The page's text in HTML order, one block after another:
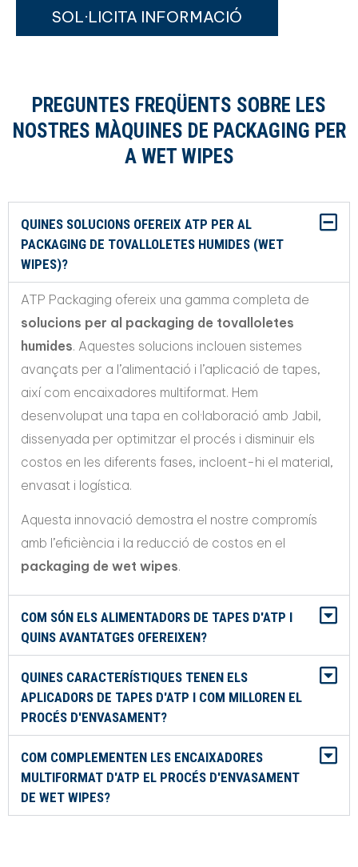
SOL·LICITA INFORMACIÓ
PREGUNTES FREQÜENTS SOBRE LES
NOSTRES MÀQUINES DE PACKAGING PER
A WET WIPES
QUINES SOLUCIONS OFEREIX ATP PER AL
PACKAGING DE TOVALLOLETES HUMIDES (WET
WIPES)?
ATP Packaging ofereix una gamma completa de
solucions per al packaging de tovalloletes
humides. Aquestes solucions inclouen sistemes
avançats per a l’alimentació i l’aplicació de tapes,
així com encaixadores multiformat. Hem
desenvolupat una tapa en col·laboració amb Jabil,
dissenyada per optimitzar el procés i disminuir els
costos en les diferents fases, incloent-hi el material,
envasat i logística.
Aquesta innovació demostra el nostre compromís
amb l’eficiència i la reducció de costos en el
packaging de wet wipes.
COM SÓN ELS ALIMENTADORS DE TAPES D'ATP I
QUINS AVANTATGES OFEREIXEN?
QUINES CARACTERÍSTIQUES TENEN ELS
APLICADORS DE TAPES D'ATP I COM MILLOREN EL
PROCÉS D'ENVASAMENT?
COM COMPLEMENTEN LES ENCAIXADORES
MULTIFORMAT D'ATP EL PROCÉS D'ENVASAMENT
DE WET WIPES?